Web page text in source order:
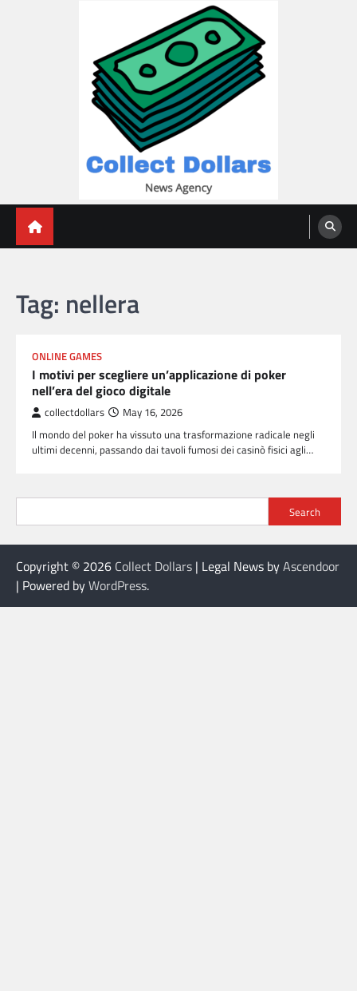
Tag: nellera
ONLINE GAMES
I motivi per scegliere un’applicazione di poker
nell’era del gioco digitale
collectdollars May 16, 2026
Il mondo del poker ha vissuto una trasformazione radicale negli
ultimi decenni, passando dai tavoli fumosi dei casinò fisici agli…
Search
Copyright © 2026 Collect Dollars | Legal News byAscendoor
| Powered byWordPress.